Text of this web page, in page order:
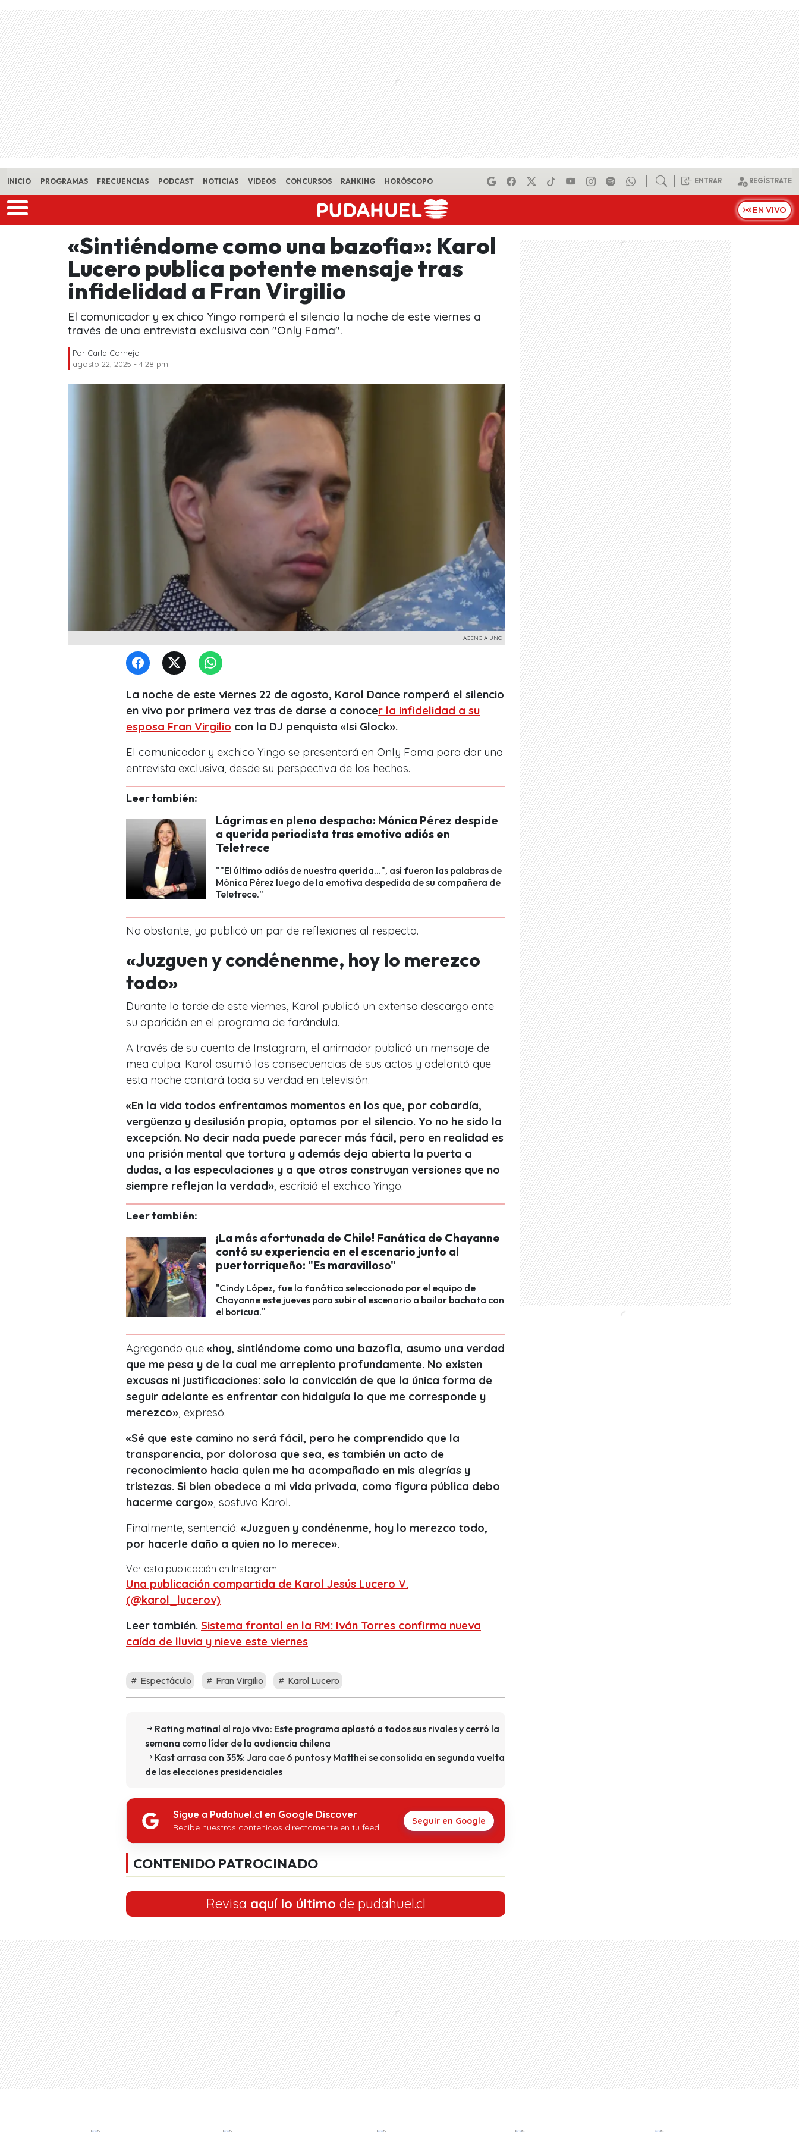
Skip to main content
INICIO PROGRAMAS FRECUENCIAS PODCAST NOTICIAS VIDEOS CONCURSOS RANKING HORÓSCOPO ENTRAR REGÍSTRATE
EN VIVO
«Sintiéndome como una bazofia»: Karol
Lucero publica potente mensaje tras
infidelidad a Fran Virgilio
El comunicador y ex chico Yingo romperá el silencio la noche de este viernes a
través de una entrevista exclusiva con "Only Fama".
Por Carla Cornejo
agosto 22, 2025 - 4:28 pm
AGENCIA UNO
La noche de este viernes 22 de agosto, Karol Dance romperá el silencio
en vivo por primera vez tras de darse a conocer la infidelidad a su
esposa Fran Virgilio con la DJ penquista «Isi Glock».
El comunicador y exchico Yingo se presentará en Only Fama para dar una
entrevista exclusiva, desde su perspectiva de los hechos.
Leer también:
Lágrimas en pleno despacho: Mónica Pérez despide
a querida periodista tras emotivo adiós en
Teletrece
""El último adiós de nuestra querida...", así fueron las palabras de
Mónica Pérez luego de la emotiva despedida de su compañera de
Teletrece."
No obstante, ya publicó un par de reflexiones al respecto.
«Juzguen y condénenme, hoy lo merezco
todo»
Durante la tarde de este viernes, Karol publicó un extenso descargo ante
su aparición en el programa de farándula.
A través de su cuenta de Instagram, el animador publicó un mensaje de
mea culpa. Karol asumió las consecuencias de sus actos y adelantó que
esta noche contará toda su verdad en televisión.
«En la vida todos enfrentamos momentos en los que, por cobardía,
vergüenza y desilusión propia, optamos por el silencio. Yo no he sido la
excepción. No decir nada puede parecer más fácil, pero en realidad es
una prisión mental que tortura y además deja abierta la puerta a
dudas, a las especulaciones y a que otros construyan versiones que no
siempre reflejan la verdad» , escribió el exchico Yingo.
Leer también:
¡La más afortunada de Chile! Fanática de Chayanne
contó su experiencia en el escenario junto al
puertorriqueño: "Es maravilloso"
"Cindy López, fue la fanática seleccionada por el equipo de
Chayanne este jueves para subir al escenario a bailar bachata con
el boricua."
Agregando que «hoy, sintiéndome como una bazofia, asumo una verdad
que me pesa y de la cual me arrepiento profundamente. No existen
excusas ni justificaciones: solo la convicción de que la única forma de
seguir adelante es enfrentar con hidalguía lo que me corresponde y
merezco» , expresó.
«Sé que este camino no será fácil, pero he comprendido que la
transparencia, por dolorosa que sea, es también un acto de
reconocimiento hacia quien me ha acompañado en mis alegrías y
tristezas. Si bien obedece a mi vida privada, como figura pública debo
hacerme cargo» , sostuvo Karol.
Finalmente, sentenció: «Juzguen y condénenme, hoy lo merezco todo,
por hacerle daño a quien no lo merece».
Ver esta publicación en Instagram
Una publicación compartida de Karol Jesús Lucero V.
(@karol_lucerov)
Leer también. Sistema frontal en la RM: Iván Torres confirma nueva
caída de lluvia y nieve este viernes
Espectáculo Fran Virgilio Karol Lucero
Rating matinal al rojo vivo: Este programa aplastó a todos sus rivales y cerró la
semana como líder de la audiencia chilena
Kast arrasa con 35%: Jara cae 6 puntos y Matthei se consolida en segunda vuelta
de las elecciones presidenciales
Sigue a Pudahuel.cl en Google Discover
Recibe nuestros contenidos directamente en tu feed.
Seguir en Google
CONTENIDO PATROCINADO
Revisa aquí lo último de pudahuel.cl